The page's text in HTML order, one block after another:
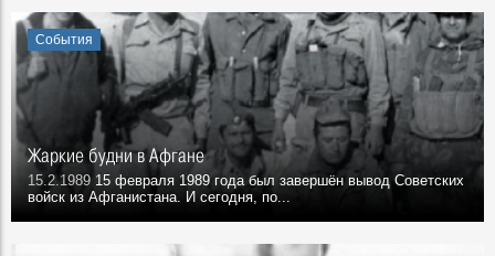
События
Жаркие будни в Афгане
15.2.1989 15 февраля 1989 года был завершён вывод Советских
войск из Афганистана. И сегодня, по...